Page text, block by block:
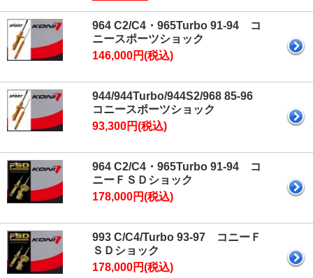
964 C2/C4・965Turbo 91-94 コ
ニースポーツショック
146,000円(税込)
944/944Turbo/944S2/968 85-96
コニースポーツショック
93,300円(税込)
964 C2/C4・965Turbo 91-94 コ
ニーＦＳＤショック
178,000円(税込)
993 C/C4/Turbo 93-97 コニーＦ
ＳＤショック
178,000円(税込)